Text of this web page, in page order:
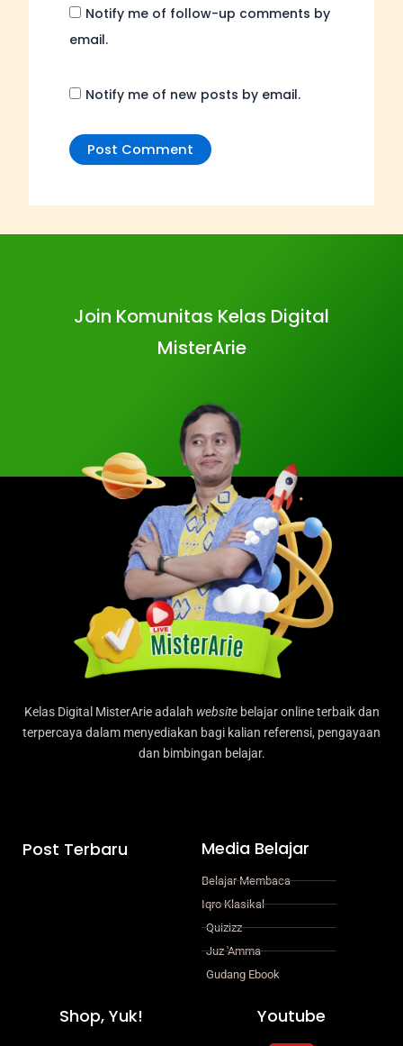
Notify me of follow-up comments by
email.
Notify me of new posts by email.
Join Komunitas Kelas Digital
MisterArie
Kelas Digital MisterArie adalah websitebelajar online terbaik dan
terpercaya dalam menyediakan bagi kalian referensi, pengayaan
dan bimbingan belajar.
Post Terbaru Media Belajar
Belajar Membaca
Iqro Klasikal
Quizizz
Juz 'Amma
Gudang Ebook
Shop, Yuk! Youtube